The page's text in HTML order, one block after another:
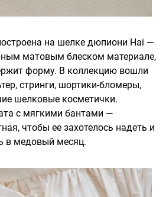
на шелке дюпиони Hai —
матовым блеском материале,
форму. В коллекцию вошли
стринги, шортики-бломеры,
шелковые косметички.
с мягкими бантами —
чтобы ее захотелось надеть и
в медовый месяц.